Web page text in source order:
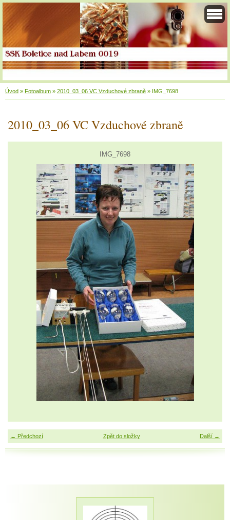
Úvod » Fotoalbum » 2010_03_06 VC Vzduchové zbraně » IMG_7698
2010_03_06 VC Vzduchové zbraně
IMG_7698
← Předchozí Další →
Zpět do složky